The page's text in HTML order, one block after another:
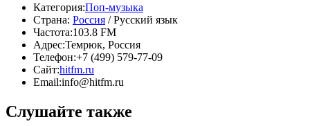
Категория:Поп-музыка
Страна: Россия / Русский язык
Частота:103.8 FM
Адрес:Темрюк, Россия
Телефон:+7 (499) 579-77-09
Сайт:hitfm.ru
Email:info@hitfm.ru
Слушайте также